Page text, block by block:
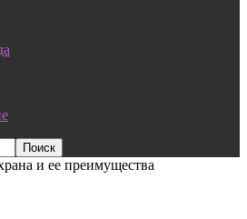
и ее преимущества